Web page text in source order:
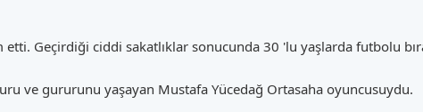
etti. Geçirdiği ciddi sakatlıklar sonucunda 30 'lu yaşlarda futbolu
ve gururunu yaşayan Mustafa Yücedağ Ortasaha oyuncusuydu.